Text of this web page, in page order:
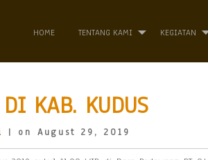
HOME TENTANG KAMI KEGIATAN
KAB. KUDUS
| on August 29, 2019